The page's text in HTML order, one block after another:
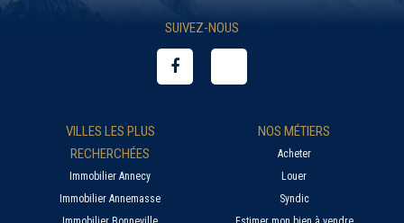
SUIVEZ-NOUS
VILLES LES PLUS
RECHERCHÉES
Immobilier Annecy
Immobilier Annemasse
NOS MÉTIERS
Acheter
Louer
Syndic